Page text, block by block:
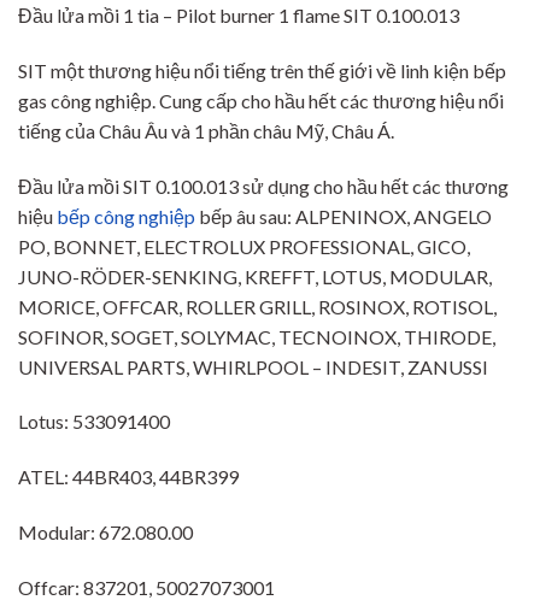
Đầu lửa mồi 1 tia – Pilot burner 1 flame SIT 0.100.013
SIT một thương hiệu nổi tiếng trên thế giới về linh kiện bếp
gas công nghiệp. Cung cấp cho hầu hết các thương hiệu nổi
tiếng của Châu Âu và 1 phần châu Mỹ, Châu Á.
Đầu lửa mồi SIT 0.100.013 sử dụng cho hầu hết các thương
hiệu bếp công nghiệp bếp âu sau: ALPENINOX, ANGELO
PO, BONNET, ELECTROLUX PROFESSIONAL, GICO,
JUNO-RÖDER-SENKING, KREFFT, LOTUS, MODULAR,
MORICE, OFFCAR, ROLLER GRILL, ROSINOX, ROTISOL,
SOFINOR, SOGET, SOLYMAC, TECNOINOX, THIRODE,
UNIVERSAL PARTS, WHIRLPOOL – INDESIT, ZANUSSI
Lotus: 533091400
ATEL: 44BR403, 44BR399
Modular: 672.080.00
Offcar: 837201, 50027073001